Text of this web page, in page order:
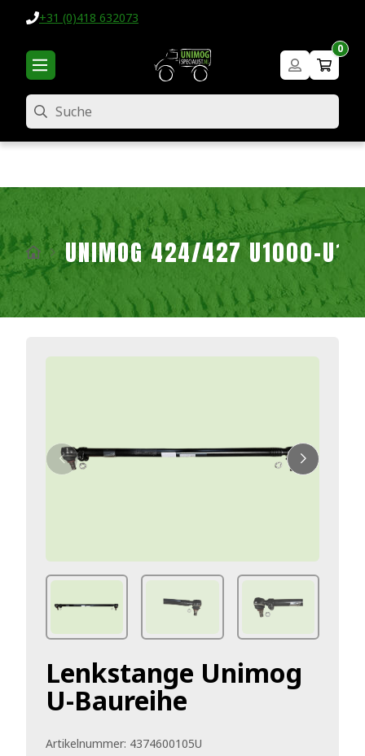
+31 (0)418 632073
0
Suche
UNIMOG 424/427 U1000-
Lenkstange Unimog
U-Baureihe
Artikelnummer: 4374600105U